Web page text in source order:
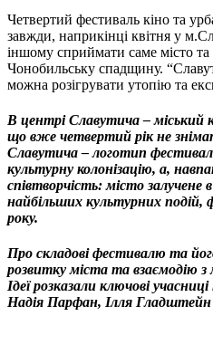
Четвертий фестиваль кіно та
завжди, наприкінці квітня у
іншому сприймати саме місто
Чонобильську спадщину.
можна розігрувати утопію та
В центрі Славутича – міський
що вже четвертий рік не
Славутича – логотип
культурну колонізацію, а,
співтворчість: місто залучене в
найбільших культурних
року.
Про складові фестивалю та
розвитку міста та взаємодію з
Ідеї розказали ключові
Надія Парфан, Ілля